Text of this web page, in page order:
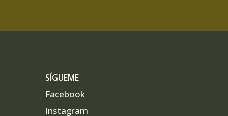
SÍGUEME
Facebook
Instagram